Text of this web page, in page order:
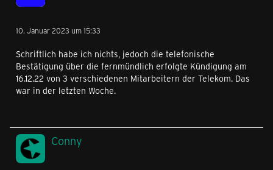
10. Januar 2023 um 15:33
Schriftlich habe ich nichts, jedoch die telefonische
Bestätigung über die fernmündlich erfolgte Kündigung am
16.12.22 von 3 verschiedenen Mitarbeitern der Telekom. Das
war in der letzten Woche.
Conny